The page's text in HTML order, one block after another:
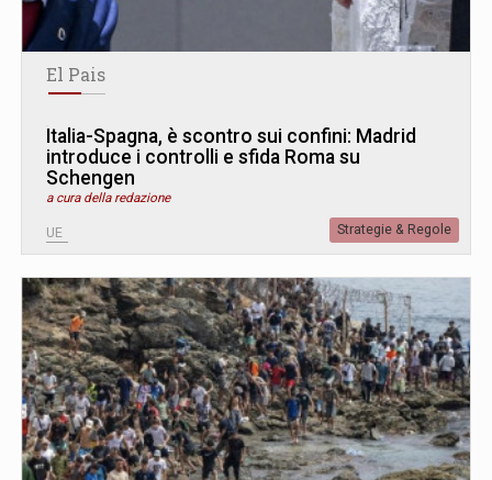
El Pais
Italia-Spagna, è scontro sui confini: Madrid
introduce i controlli e sfida Roma su
Schengen
a cura della redazione
UE Strategie & Regole